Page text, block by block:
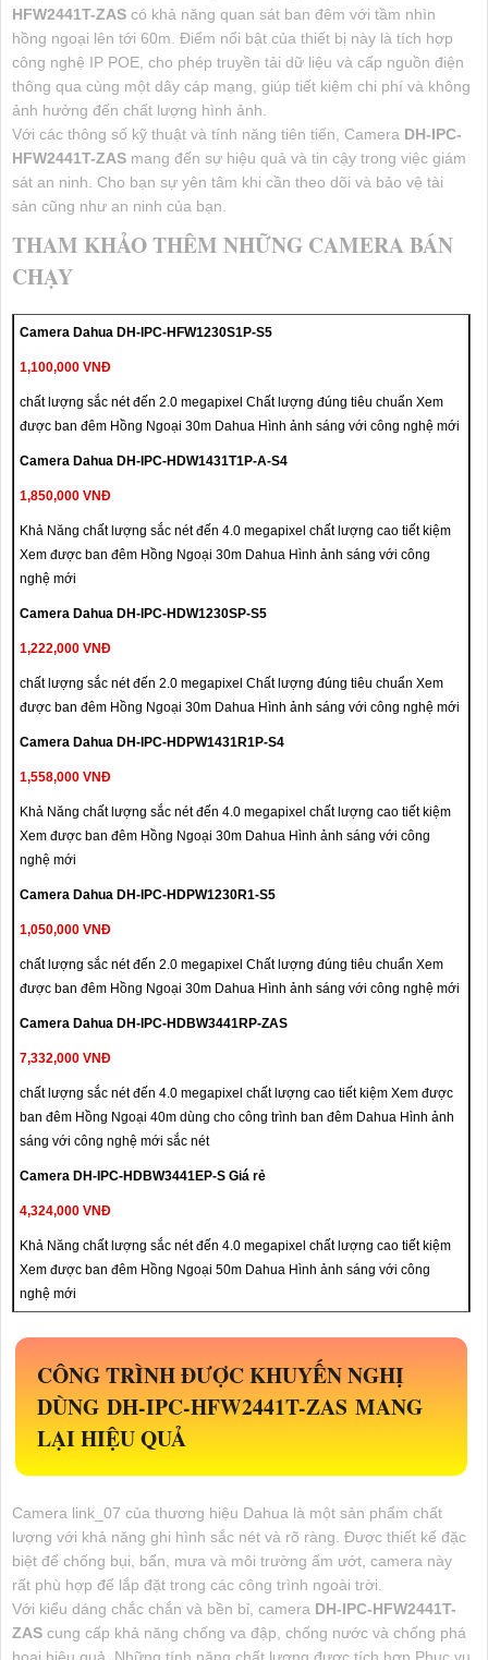
HFW2441T-ZAS có khả năng quan sát ban đêm với tầm nhìn
hồng ngoại lên tới 60m. Điểm nổi bật của thiết bị này là tích hợp
công nghệ IP POE, cho phép truyền tải dữ liệu và cấp nguồn điện
thông qua cùng một dây cáp mạng, giúp tiết kiệm chi phí và không
ảnh hưởng đến chất lượng hình ảnh.
Với các thông số kỹ thuật và tính năng tiên tiến, Camera DH-IPC-
HFW2441T-ZAS mang đến sự hiệu quả và tin cậy trong việc giám
sát an ninh. Cho bạn sự yên tâm khi cần theo dõi và bảo vệ tài
sản cũng như an ninh của bạn.
THAM KHẢO THÊM NHỮNG CAMERA BÁN
CHẠY
Camera Dahua DH-IPC-HFW1230S1P-S5
1,100,000 VNĐ
chất lượng sắc nét đến 2.0 megapixel Chất lượng đúng tiêu chuẩn Xem
được ban đêm Hồng Ngoại 30m Dahua Hình ảnh sáng với công nghệ mới
Camera Dahua DH-IPC-HDW1431T1P-A-S4
1,850,000 VNĐ
Khả Năng chất lượng sắc nét đến 4.0 megapixel chất lượng cao tiết kiệm
Xem được ban đêm Hồng Ngoại 30m Dahua Hình ảnh sáng với công
nghệ mới
Camera Dahua DH-IPC-HDW1230SP-S5
1,222,000 VNĐ
chất lượng sắc nét đến 2.0 megapixel Chất lượng đúng tiêu chuẩn Xem
được ban đêm Hồng Ngoại 30m Dahua Hình ảnh sáng với công nghệ mới
Camera Dahua DH-IPC-HDPW1431R1P-S4
1,558,000 VNĐ
Khả Năng chất lượng sắc nét đến 4.0 megapixel chất lượng cao tiết kiệm
Xem được ban đêm Hồng Ngoại 30m Dahua Hình ảnh sáng với công
nghệ mới
Camera Dahua DH-IPC-HDPW1230R1-S5
1,050,000 VNĐ
chất lượng sắc nét đến 2.0 megapixel Chất lượng đúng tiêu chuẩn Xem
được ban đêm Hồng Ngoại 30m Dahua Hình ảnh sáng với công nghệ mới
Camera Dahua DH-IPC-HDBW3441RP-ZAS
7,332,000 VNĐ
chất lượng sắc nét đến 4.0 megapixel chất lượng cao tiết kiệm Xem được
ban đêm Hồng Ngoại 40m dùng cho công trình ban đêm Dahua Hình ảnh
sáng với công nghệ mới sắc nét
Camera DH-IPC-HDBW3441EP-S Giá rẻ
4,324,000 VNĐ
Khả Năng chất lượng sắc nét đến 4.0 megapixel chất lượng cao tiết kiệm
Xem được ban đêm Hồng Ngoại 50m Dahua Hình ảnh sáng với công
nghệ mới
CÔNG TRÌNH ĐƯỢC KHUYẾN NGHỊ
DÙNG DH-IPC-HFW2441T-ZAS MANG
LẠI HIỆU QUẢ
Camera link_07 của thương hiệu Dahua là một sản phẩm chất
lượng với khả năng ghi hình sắc nét và rõ ràng. Được thiết kế đặc
biệt để chống bụi, bẩn, mưa và môi trường ẩm ướt, camera này
rất phù hợp để lắp đặt trong các công trình ngoài trời.
Với kiểu dáng chắc chắn và bền bỉ, camera DH-IPC-HFW2441T-
ZAS cung cấp khả năng chống va đập, chống nước và chống phá